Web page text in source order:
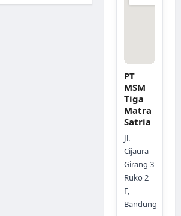
PT
MSM
Tiga
Matra
Satria
Jl.
Cijaura
Girang 3
Ruko 2
F,
Bandung